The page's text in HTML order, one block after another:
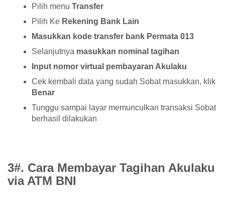
Pilih menu Transfer
Pilih Ke Rekening Bank Lain
Masukkan kode transfer bank Permata 013
Selanjutnya masukkan nominal tagihan
Input nomor virtual pembayaran Akulaku
Cek kembali data yang sudah Sobat masukkan, klik
Benar
Tunggu sampai layar memunculkan transaksi Sobat
berhasil dilakukan
3#. Cara Membayar Tagihan Akulaku
via ATM BNI